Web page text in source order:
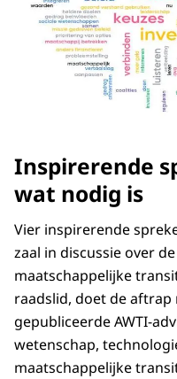
Inspirerende
wat nodig is
Vier inspirerende
zaal in discussie over
maatschappelijke
raadslid, doet de
gepubliceerde AWTI-
wetenschap,
maatschappelijke